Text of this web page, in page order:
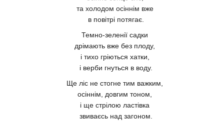
та холодом осіннім вже
в повітрі потягає.
Темно-зеленії садки
дрімають вже без плоду,
і тихо гріються хатки,
і верби гнуться в воду.
Ще ліс не стогне тим важким,
осіннім, довгим тоном,
і ще стрілою ластівка
звиваєсь над загоном.